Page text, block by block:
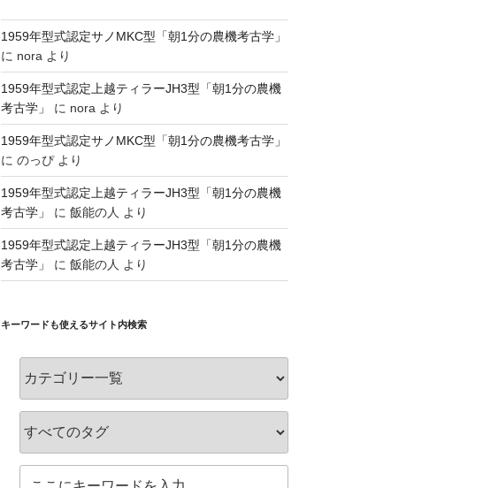
1959年型式認定サノMKC型「朝1分の農機考古学」
に nora より
1959年型式認定上越ティラーJH3型「朝1分の農機
考古学」
に nora より
1959年型式認定サノMKC型「朝1分の農機考古学」
に のっぴより
1959年型式認定上越ティラーJH3型「朝1分の農機
考古学」
に 飯能の人 より
1959年型式認定上越ティラーJH3型「朝1分の農機
考古学」
に 飯能の人 より
キーワードも使えるサイト内検索